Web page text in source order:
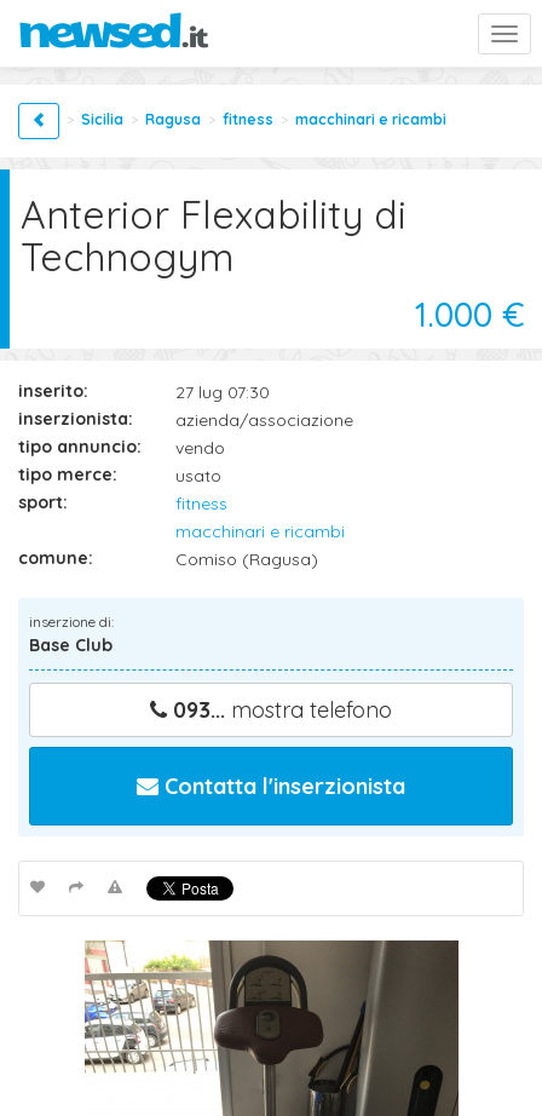
Sicilia Ragusa fitness macchinari e ricambi
Anterior Flexability di
Technogym
1.000 €
inserito:
27 lug 07:30
inserzionista:
azienda/associazione
tipo annuncio:
vendo
tipo merce:
usato
sport:
fitness
macchinari e ricambi
comune:
Comiso (Ragusa)
inserzione di:
Base Club
093... mostra telefono
Contatta l'inserzionista